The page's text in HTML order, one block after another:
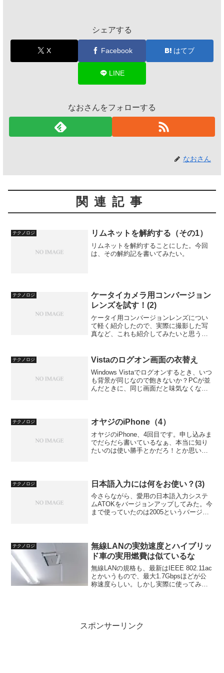
シェアする
X Facebook はてブ
LINE
なおさんをフォローする
なおさん
関連記事
テクノロジ リムネットを解約する（その1）
リムネットを解約することにした。今回
は、その解約記を書いてみたい。
テクノロジ
ケータイカメラ用コンバージョン
レンズを試す！(2)
ケータイ用コンバージョンレンズについ
て軽く紹介したので、実際に撮影した写
真など、これも紹介してみたいと思う。
ロ（K-400）からだ。これは4倍になると
いうものである...
テクノロジ Vistaのログオン画面の衣替え
Windows Vistaでログオンするとき、いつ
も背景が同じなので飽きないか？PCが並
んだときに、同じ画面だと味気なくない
Vista...
テクノロジ オヤジのiPhone（4）
オヤジのiPhone、4回目です。申し込みま
でだらだら書いているなぁ、本当に知り
たいのは使い勝手とかだろ！とか思いま
テクノロジ 日本語入力には何をお使い？(3)
今さらながら、愛用の日本語入力システ
ムATOKをバージョンアップしてみた。今
まで使っていたのは2005というバージョ
2005のま...
テクノロジ
無線LANの実効速度とハイブリッ
ド車の実用燃費は似ているな
無線LANの規格も、最新はIEEE 802.11ac
とかいうもので、最大1.7Gbpsほどが公
称速度らしい。しかし実際に使ってみる
スポンサーリンク